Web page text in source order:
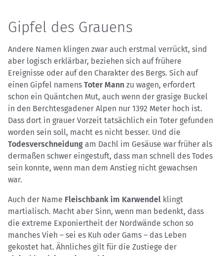
Gipfel des Grauens
Andere Namen klingen zwar auch erstmal verrückt, sind
aber logisch erklärbar, beziehen sich auf frühere
Ereignisse oder auf den Charakter des Bergs. Sich auf
einen Gipfel namens Toter Mann zu wagen, erfordert
schon ein Quäntchen Mut, auch wenn der grasige Buckel
in den Berchtesgadener Alpen nur 1392 Meter hoch ist.
Dass dort in grauer Vorzeit tatsächlich ein Toter gefunden
worden sein soll, macht es nicht besser. Und die
Todesverschneidung am Dachl im Gesäuse war früher als
dermaßen schwer eingestuft, dass man schnell des Todes
sein konnte, wenn man dem Anstieg nicht gewachsen
war.
Auch der Name Fleischbank im Karwendel klingt
martialisch. Macht aber Sinn, wenn man bedenkt, dass
die extreme Exponiertheit der Nordwände schon so
manches Vieh – sei es Kuh oder Gams – das Leben
gekostet hat. Ähnliches gilt für die Zustiege der